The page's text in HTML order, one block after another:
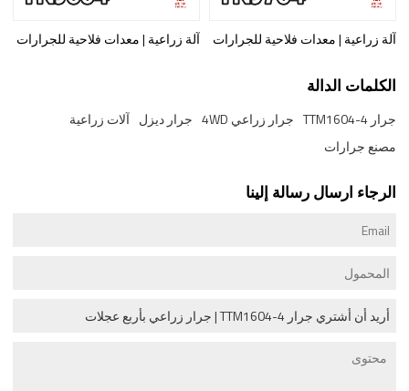
آلة زراعية | معدات فلاحية للجرارات آلة زراعية | معدات فلاحية للجرارات
الكلمات الدالة
جرار TTM1604-4 جرار زراعي 4WD جرار ديزل آلات زراعية
مصنع جرارات
الرجاء ارسال رسالة إلينا